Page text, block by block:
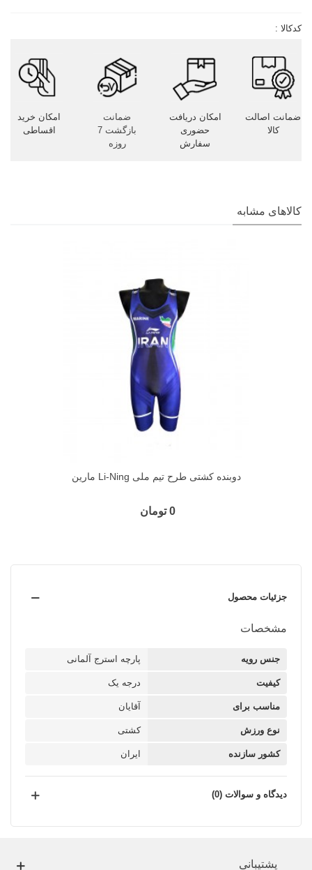
کدکالا :
ضمانت اصالت
کالا
امکان دریافت
حضوری
سفارش
ضمانت
بازگشت 7
روزه
امکان خرید
اقساطی
کالاهای مشابه
دوبنده کشتی طرح تیم ملی Li-Ning مارین
0 تومان
جزئیات محصول
مشخصات
جنس رویه پارچه استرج آلمانی
کیفیت درجه یک
مناسب برای آقایان
نوع ورزش کشتی
کشور سازنده ایران
دیدگاه و سوالات (0)
پشتیبانی